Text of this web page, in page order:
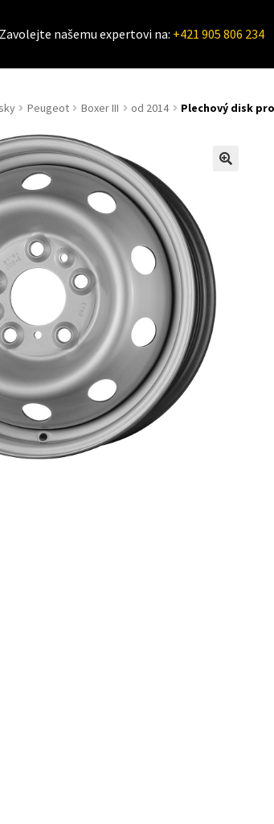
Zavolejte našemu expertovi na: +421 905 806 234
Peugeot Boxer III od 2014 Plechový disk